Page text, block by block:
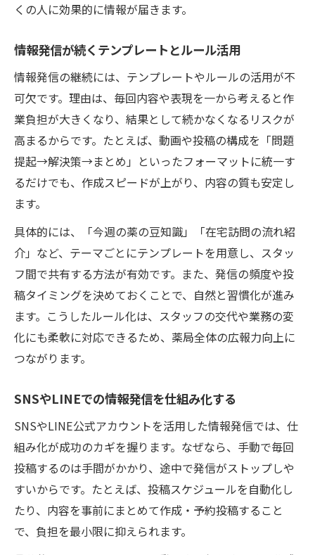
くの人に効果的に情報が届きます。
情報発信が続くテンプレートとルール活用
情報発信の継続には、テンプレートやルールの活用が不
可欠です。理由は、毎回内容や表現を一から考えると作
業負担が大きくなり、結果として続かなくなるリスクが
高まるからです。たとえば、動画や投稿の構成を「問題
提起→解決策→まとめ」といったフォーマットに統一す
るだけでも、作成スピードが上がり、内容の質も安定し
ます。
具体的には、「今週の薬の豆知識」「在宅訪問の流れ紹
介」など、テーマごとにテンプレートを用意し、スタッ
フ間で共有する方法が有効です。また、発信の頻度や投
稿タイミングを決めておくことで、自然と習慣化が進み
ます。こうしたルール化は、スタッフの交代や業務の変
化にも柔軟に対応できるため、薬局全体の広報力向上に
つながります。
SNSやLINEでの情報発信を仕組み化する
SNSやLINE公式アカウントを活用した情報発信では、仕
組み化が成功のカギを握ります。なぜなら、手動で毎回
投稿するのは手間がかかり、途中で発信がストップしや
すいからです。たとえば、投稿スケジュールを自動化し
たり、内容を事前にまとめて作成・予約投稿すること
で、負担を最小限に抑えられます。